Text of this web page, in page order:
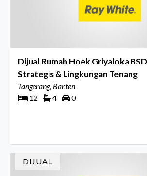
Dijual Rumah Hoek Griyaloka
Strategis & Lingkungan Tenang
Tangerang, Banten
12
4 0
DIJUAL